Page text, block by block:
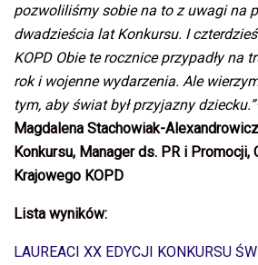
pozwoliliśmy sobie na to z uwagi na
dwadzieścia lat Konkursu. I
KOPD Obie te rocznice przypadły na
rok i wojenne wydarzenia. Ale
tym, aby świat był przyjazny
Magdalena Stachowiak-
Konkursu, Manager ds. PR i Promocji,
Krajowego KOPD
Lista wyników:
LAUREACI XX EDYCJI KONKURSU